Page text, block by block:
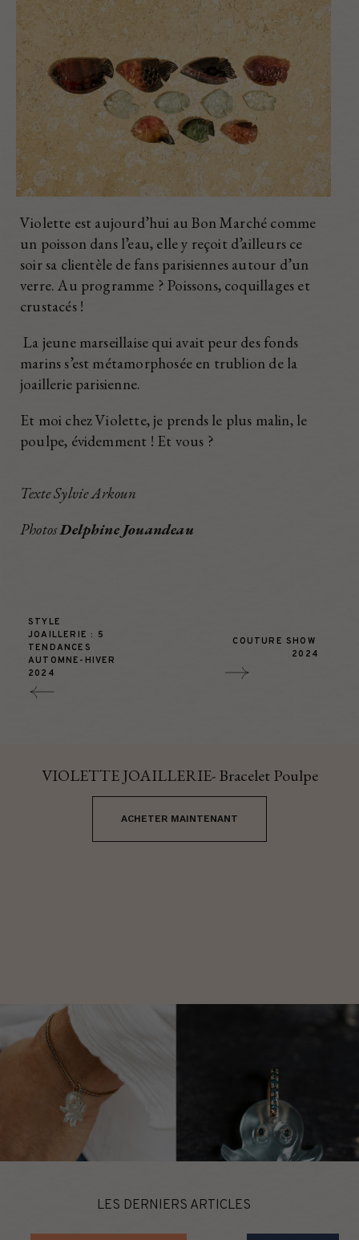
Violette est aujourd’hui au Bon Marché comme
un poisson dans l’eau, elle y reçoit d’ailleurs ce
soir sa clientèle de fans parisiennes autour d’un
verre. Au programme ? Poissons, coquillages et
crustacés !
La jeune marseillaise qui avait peur des fonds
marins s’est métamorphosée en trublion de la
joaillerie parisienne.
Et moi chez Violette, je prends le plus malin, le
poulpe, évidemment ! Et vous ?
Texte Sylvie Arkoun
PhotosDelphine Jouandeau
STYLE
JOAILLERIE : 5
TENDANCES
AUTOMNE-HIVER
2024
COUTURE SHOW
2024
VIOLETTE JOAILLERIE- Bracelet Poulpe
ACHETER MAINTENANT
LES DERNIERS ARTICLES